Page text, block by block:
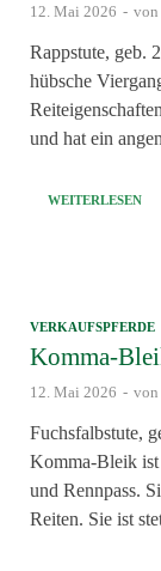
12. Mai 2026 - von
Rappstute, geb.
hübsche
und hat ein
WEITERLESEN
VERKAUFSPFERDE
Komma-
12. Mai 2026 - von
Fuchsfalbstute,
Komma-Bleik
und Rennpass.
Reiten. Sie ist